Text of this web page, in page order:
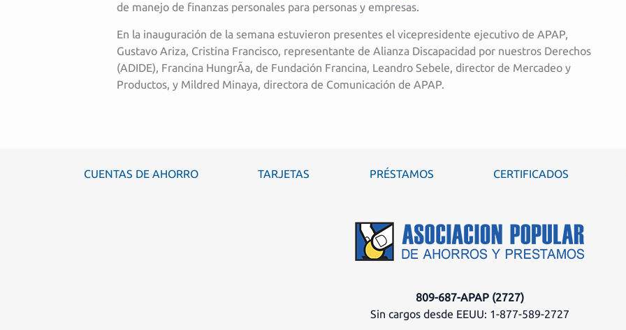
de manejo de finanzas personales para personas y empresas.
En la inauguración de la semana estuvieron presentes el vicepresidente ejecutivo de APAP,
Gustavo Ariza, Cristina Francisco, representante de Alianza Discapacidad por nuestros Derechos
(ADIDE), Francina HungrÃ­a, de Fundación Francina, Leandro Sebele, director de Mercadeo y
Productos, y Mildred Minaya, directora de Comunicación de APAP.
CUENTAS DE AHORRO TARJETAS PRÉSTAMOS CERTIFICADOS
809-687-APAP (2727)
Sin cargos desde EEUU: 1-877-589-2727